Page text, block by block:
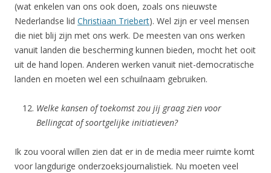
(wat enkelen van ons ook doen, zoals ons nieuwste
Nederlandse lid Christiaan Triebert). Wel zijn er veel mensen
die niet blij zijn met ons werk. De meesten van ons werken
vanuit landen die bescherming kunnen bieden, mocht het ooit
uit de hand lopen. Anderen werken vanuit niet-democratische
landen en moeten wel een schuilnaam gebruiken.
Welke kansen of toekomst zou jij graag zien voor
Bellingcat of soortgelijke initiatieven?
Ik zou vooral willen zien dat er in de media meer ruimte komt
voor langdurige onderzoeksjournalistiek. Nu moeten veel